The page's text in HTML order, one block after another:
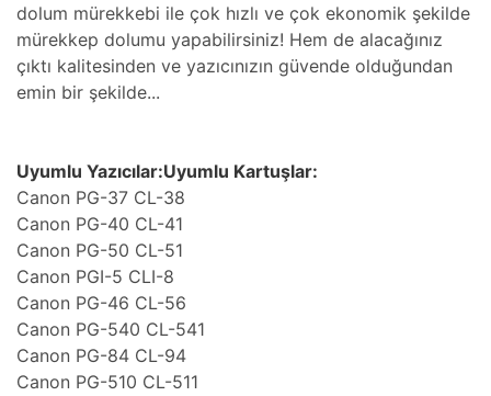
dolum mürekkebi ile çok hızlı ve çok ekonomik şekilde
mürekkep dolumu yapabilirsiniz! Hem de alacağınız
çıktı kalitesinden ve yazıcınızın güvende olduğundan
emin bir şekilde...
Uyumlu Yazıcılar:Uyumlu Kartuşlar:
Canon PG-37 CL-38
Canon PG-40 CL-41
Canon PG-50 CL-51
Canon PGI-5 CLI-8
Canon PG-46 CL-56
Canon PG-540 CL-541
Canon PG-84 CL-94
Canon PG-510 CL-511